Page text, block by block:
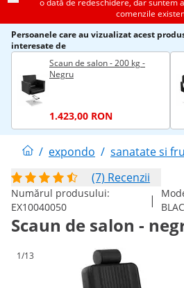
o dată de redeschidere, dar suntem
comenzile
Persoanele care au vizualizat acest
interesate de
Scaun de salon - 200 kg -
Negru
1.423,00 RON
/ expondo / sanatate si
(7) Recenzii
Numărul produsului:
EX10040050
|
Scaun de salon -
1/13